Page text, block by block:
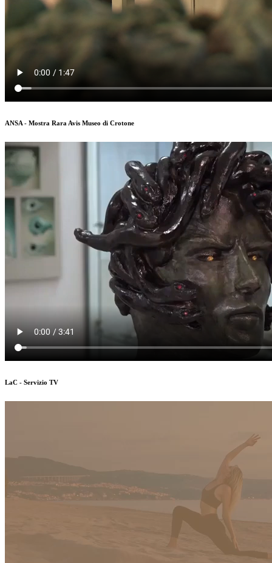
ANSA - Mostra Rara Avis Museo di Crotone
LaC - Servizio TV